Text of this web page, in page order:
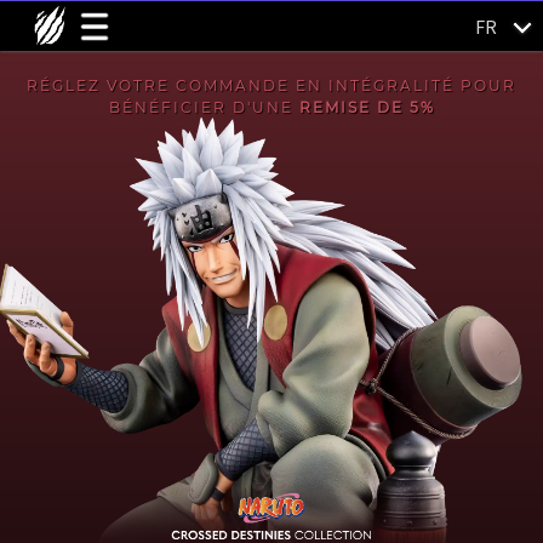
FR
RÉGLEZ VOTRE COMMANDE EN INTÉGRALITÉ POUR
BÉNÉFICIER D'UNE REMISE DE 5%